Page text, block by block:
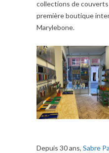
collections de
première boutique
Marylebone.
Depuis 30 ans, Sabre